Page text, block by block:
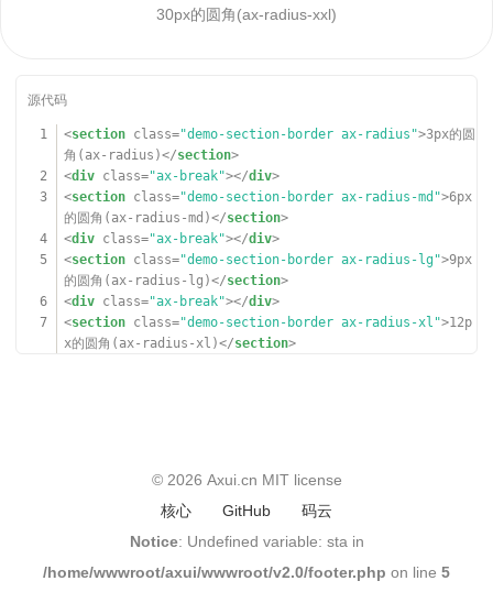
30px的圆角(ax-radius-xxl)
1 <section class="demo-section-border ax-radius">3px的圆
角(ax-radius)</section>
2
<div class="ax-break"></div>
3
<section class="demo-section-border ax-radius-md">6px
的圆角(ax-radius-md)</section>
4
<div class="ax-break"></div>
5
<section class="demo-section-border ax-radius-lg">9px
的圆角(ax-radius-lg)</section>
6
<div class="ax-break"></div>
7
<section class="demo-section-border ax-radius-xl">12p
x的圆角(ax-radius-xl)</section>
© 2026 Axui.cn MIT license
核心
GitHub
码云
Notice: Undefined variable: sta in
/home/wwwroot/axui/wwwroot/v2.0/footer.php on line 5